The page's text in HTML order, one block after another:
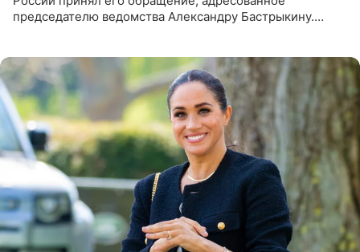
председателю ведомства Александру Бастрыкину.